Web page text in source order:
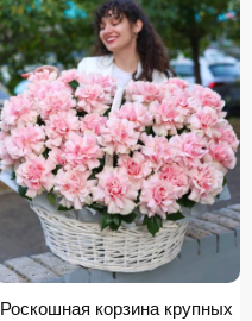
Роскошная корзина крупных